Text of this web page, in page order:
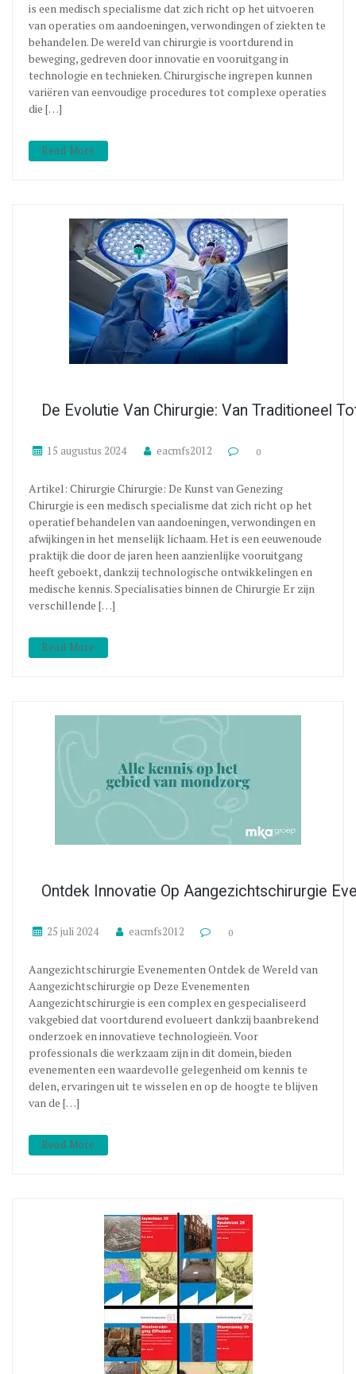
is een medisch specialisme dat zich richt op het uitvoeren
van operaties om aandoeningen, verwondingen of ziekten te
behandelen. De wereld van chirurgie is voortdurend in
beweging, gedreven door innovatie en vooruitgang in
technologie en technieken. Chirurgische ingrepen kunnen
variëren van eenvoudige procedures tot complexe operaties
die […]
Read More
De Evolutie Van Chirurgie: Van Traditioneel
15 augustus 2024 eacmfs2012 0
Artikel: Chirurgie Chirurgie: De Kunst van Genezing
Chirurgie is een medisch specialisme dat zich richt op het
operatief behandelen van aandoeningen, verwondingen en
afwijkingen in het menselijk lichaam. Het is een eeuwenoude
praktijk die door de jaren heen aanzienlijke vooruitgang
heeft geboekt, dankzij technologische ontwikkelingen en
medische kennis. Specialisaties binnen de Chirurgie Er zijn
verschillende […]
Read More
Ontdek Innovatie Op Aangezichtschirurgie
25 juli 2024 eacmfs2012 0
Aangezichtschirurgie Evenementen Ontdek de Wereld van
Aangezichtschirurgie op Deze Evenementen
Aangezichtschirurgie is een complex en gespecialiseerd
vakgebied dat voortdurend evolueert dankzij baanbrekend
onderzoek en innovatieve technologieën. Voor
professionals die werkzaam zijn in dit domein, bieden
evenementen een waardevolle gelegenheid om kennis te
delen, ervaringen uit te wisselen en op de hoogte te blijven
van de […]
Read More